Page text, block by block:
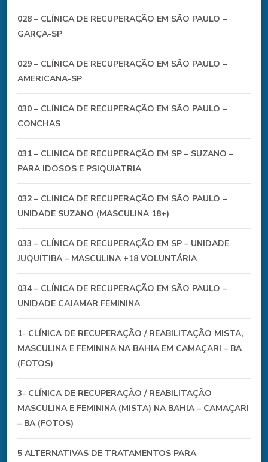
028 – CLÍNICA DE RECUPERAÇÃO EM SÃO PAULO –
GARÇA-SP
029 – CLÍNICA DE RECUPERAÇÃO EM SÃO PAULO –
AMERICANA-SP
030 – CLÍNICA DE RECUPERAÇÃO EM SÃO PAULO –
CONCHAS
031 – CLINICA DE RECUPERAÇÃO EM SP – SUZANO –
PARA IDOSOS E PSIQUIATRIA
032 – CLINICA DE RECUPERAÇÃO EM SÃO PAULO –
UNIDADE SUZANO (MASCULINA 18+)
033 – CLÍNICA DE RECUPERAÇÃO EM SP – UNIDADE
JUQUITIBA – MASCULINA +18 VOLUNTÁRIA
034 – CLÍNICA DE RECUPERAÇÃO EM SÃO PAULO –
UNIDADE CAJAMAR FEMININA
1- CLÍNICA DE RECUPERAÇÃO / REABILITAÇÃO MISTA,
MASCULINA E FEMININA NA BAHIA EM CAMAÇARI – BA
(FOTOS)
3- CLÍNICA DE RECUPERAÇÃO / REABILITAÇÃO
MASCULINA E FEMININA (MISTA) NA BAHIA – CAMAÇARI
– BA (FOTOS)
5 ALTERNATIVAS DE TRATAMENTOS PARA